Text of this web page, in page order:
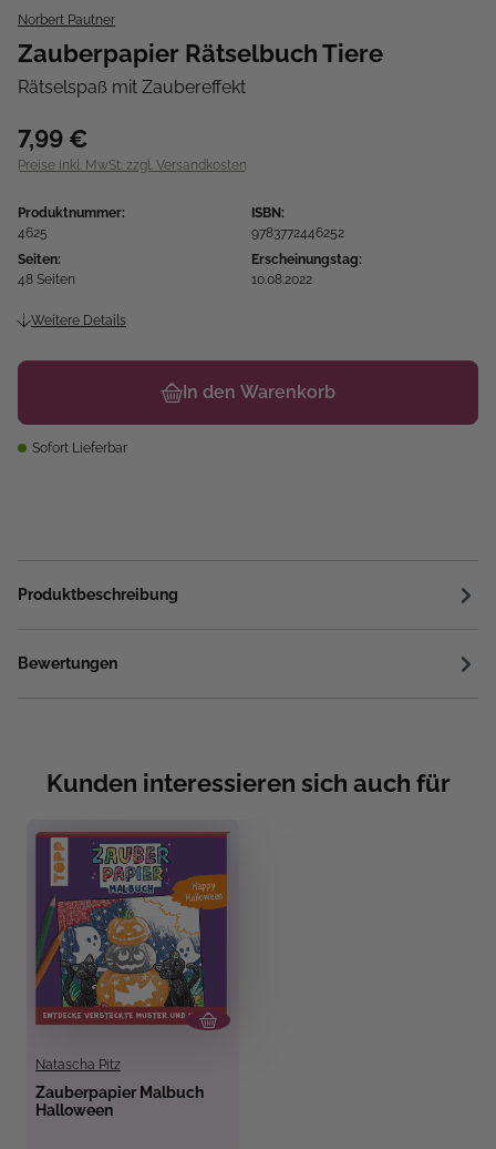
Norbert Pautner
Zauberpapier Rätselbuch Tiere
Rätselspaß mit Zaubereffekt
7,99 €
Preise inkl. MwSt. zzgl. Versandkosten
Produktnummer:
4625
ISBN:
9783772446252
Seiten:
48 Seiten
Erscheinungstag:
10.08.2022
Weitere Details
In den Warenkorb
Sofort Lieferbar
Produktbeschreibung
Bewertungen
Kunden interessieren sich auch für
Natascha Pitz
Zauberpapier Malbuch
Halloween